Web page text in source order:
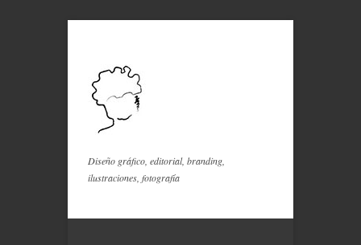
Diseño gráfico, editorial, branding,
ilustraciones, fotografía